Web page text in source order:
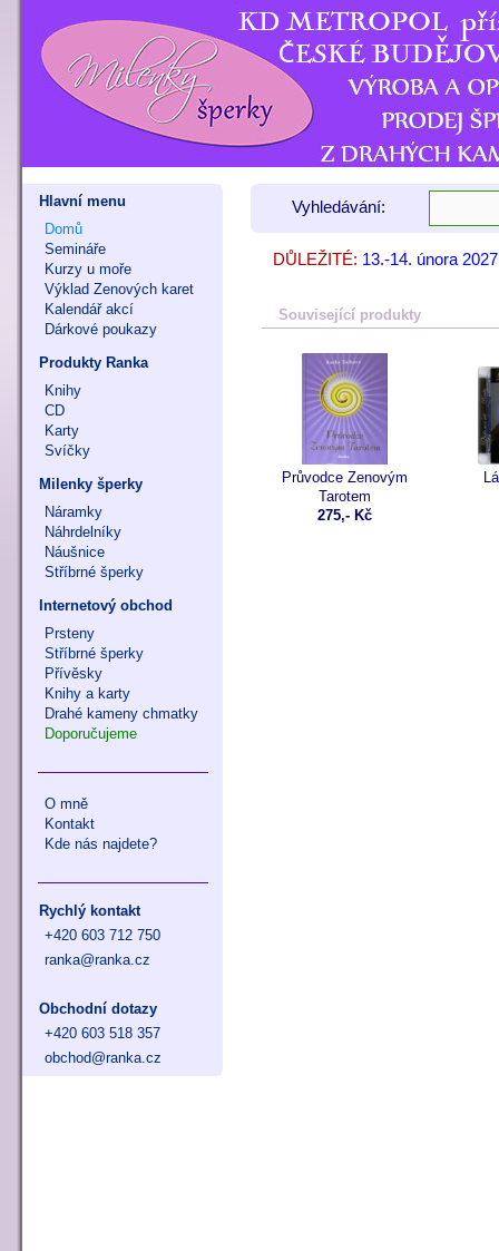
Hlavní menu
Domů
Semináře
Kurzy u moře
Výklad Zenových karet
Kalendář akcí
Dárkové poukazy
Produkty Ranka
Knihy
CD
Karty
Svíčky
Milenky šperky
Náramky
Náhrdelníky
Náušnice
Stříbrné šperky
Internetový obchod
Prsteny
Stříbrné šperky
Přívěsky
Knihy a karty
Drahé kameny chmatky
Doporučujeme
O mně
Kontakt
Kde nás najdete?
Rychlý kontakt
+420 603 712 750
ranka@ranka.cz
Obchodní dotazy
+420 603 518 357
obchod@ranka.cz
Vyhledávání:
DŮLEŽITÉ: 13.-14. února
7. - 8. listopadu
9. - 11. října 2026
Související produkty
Průvodce Zenovým
Tarotem
275,- Kč